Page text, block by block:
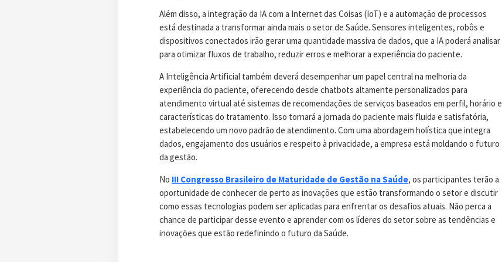
Além disso, a integração da IA com a Internet das Coisas (IoT) e a automação de processos
está destinada a transformar ainda mais o setor de Saúde. Sensores inteligentes, robôs e
dispositivos conectados irão gerar uma quantidade massiva de dados, que a IA poderá analisar
para otimizar fluxos de trabalho, reduzir erros e melhorar a experiência do paciente.
A Inteligência Artificial também deverá desempenhar um papel central na melhoria da
experiência do paciente, oferecendo desde chatbots altamente personalizados para
atendimento virtual até sistemas de recomendações de serviços baseados em perfil, horário e
características do tratamento. Isso tornará a jornada do paciente mais fluida e satisfatória,
estabelecendo um novo padrão de atendimento. Com uma abordagem holística que integra
dados, engajamento dos usuários e respeito à privacidade, a empresa está moldando o futuro
da gestão.
No III Congresso Brasileiro de Maturidade de Gestão na Saúde, os participantes terão a
oportunidade de conhecer de perto as inovações que estão transformando o setor e discutir
como essas tecnologias podem ser aplicadas para enfrentar os desafios atuais. Não perca a
chance de participar desse evento e aprender com os líderes do setor sobre as tendências e
inovações que estão redefinindo o futuro da Saúde.